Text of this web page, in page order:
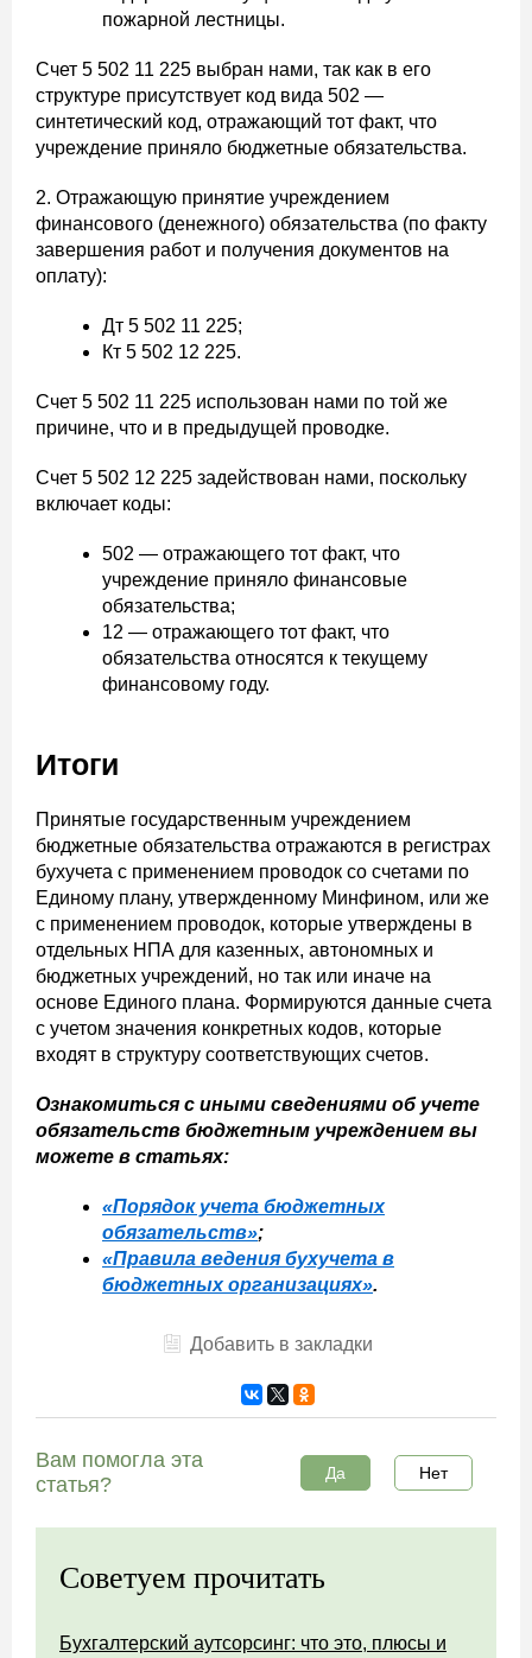
пожарной лестницы.
Счет 5 502 11 225 выбран нами, так как в его
структуре присутствует код вида 502 —
синтетический код, отражающий тот факт, что
учреждение приняло бюджетные обязательства.
2. Отражающую принятие учреждением
финансового (денежного) обязательства (по факту
завершения работ и получения документов на
оплату):
Дт 5 502 11 225;
Кт 5 502 12 225.
Счет 5 502 11 225 использован нами по той же
причине, что и в предыдущей проводке.
Счет 5 502 12 225 задействован нами, поскольку
включает коды:
502 — отражающего тот факт, что
учреждение приняло финансовые
обязательства;
12 — отражающего тот факт, что
обязательства относятся к текущему
финансовому году.
Итоги
Принятые государственным учреждением
бюджетные обязательства отражаются в регистрах
бухучета с применением проводок со счетами по
Единому плану, утвержденному Минфином, или же
с применением проводок, которые утверждены в
отдельных НПА для казенных, автономных и
бюджетных учреждений, но так или иначе на
основе Единого плана. Формируются данные счета
с учетом значения конкретных кодов, которые
входят в структуру соответствующих счетов.
Ознакомиться с иными сведениями об учете
обязательств бюджетным учреждением вы
можете в статьях:
«Порядок учета бюджетных
обязательств»;
«Правила ведения бухучета в
бюджетных организациях».
Добавить в закладки
Вам помогла эта
статья?
Да Нет
Советуем прочитать
Бухгалтерский аутсорсинг: что это, плюсы и